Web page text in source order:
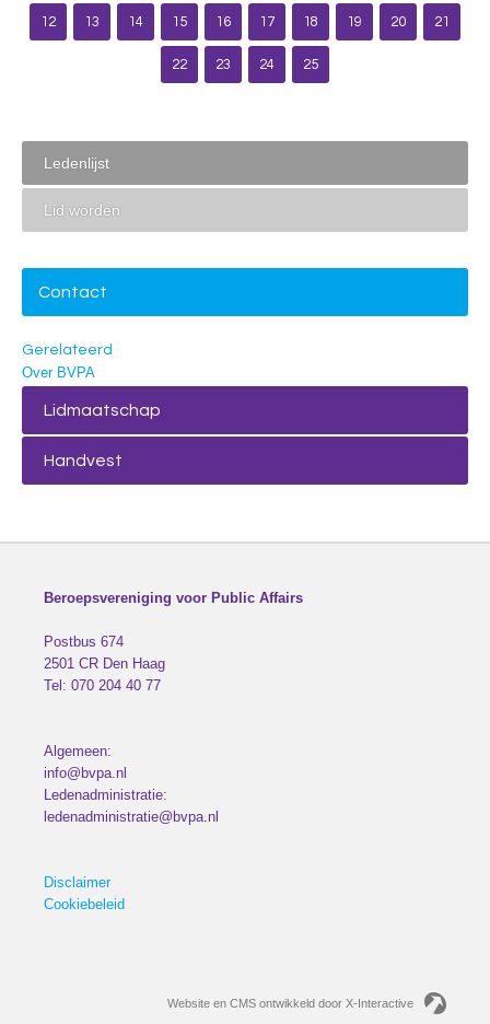
12 13 14 15 16 17 18 19 20 21
22 23 24 25
Ledenlijst
Lid worden
Contact
Gerelateerd
Over BVPA
Lidmaatschap
Handvest
Beroepsvereniging voor Public Affairs
Postbus 674
2501 CR Den Haag
Tel: 070 204 40 77
Algemeen:
info@bvpa.nl
Ledenadministratie:
ledenadministratie@bvpa.nl
Disclaimer
Cookiebeleid
Website en CMS ontwikkeld door X-Interactive